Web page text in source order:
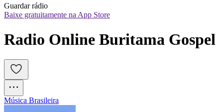
Guardar rádio
Baixe gratuitamente na App Store
Radio Online Buritama Gospel
Música Brasileira